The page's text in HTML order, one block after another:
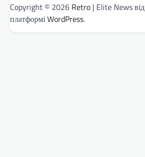
Copyright © 2026 Retro | Elite News від
платформіWordPress.